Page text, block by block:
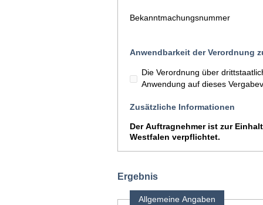
Bekanntmachungsnummer
Anwendbarkeit der Verordnung
Die Verordnung über
Anwendung auf dieses
Zusätzliche Informationen
Der Auftragnehmer ist zur
Westfalen verpflichtet.
Ergebnis
Allgemeine Angaben